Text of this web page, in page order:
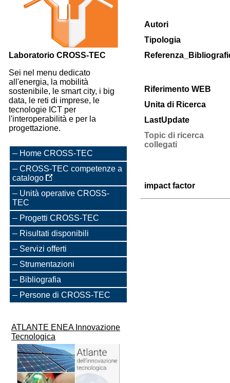
Laboratorio CROSS-TEC
Sei nel menu dedicato
all'energia, la mobilità
sostenibile, le smart city, i big
data, le reti di imprese, le
tecnologie ICT per
l'interoperabilità e per la
progettazione.
Home CROSS-TEC
CROSS-TEC competenze a
catalogo
Unità operative CROSS-
TEC
Progetti CROSS-TEC
Risultati disponibili
Servizi offerti
Strumentazioni
Bibliografia
Persone di CROSS-TEC
ATLANTE ENEA Innovazione
Tecnologica
Autori
Tipologia
Riferimento WEB
Unita di Ricerca
LastUpdate
Topic di ricerca
collegati
impact factor